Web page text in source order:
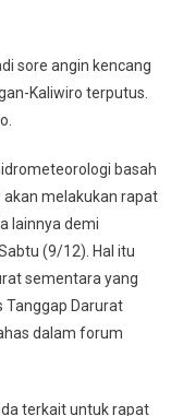
sore angin kencang
Kaliwiro terputus.
basah
akan melakukan rapat
lainnya demi
(9/12). Hal itu
sementara yang
Tanggap Darurat
dalam forum
terkait untuk rapat